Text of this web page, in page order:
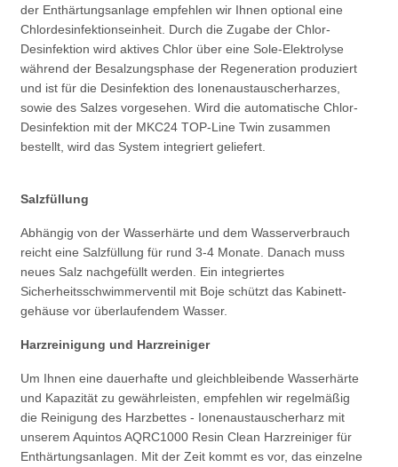
der Enthärtungsanlage empfehlen wir Ihnen optional eine
Chlordesinfektionseinheit. Durch die Zugabe der Chlor-
Desinfektion wird aktives Chlor über eine Sole-Elektrolyse
während der Besalzungsphase der Regeneration produziert
und ist für die Desinfektion des Ionenaustauscherharzes,
sowie des Salzes vorgesehen. Wird die automatische Chlor-
Desinfektion mit der MKC24 TOP-Line Twin zusammen
bestellt, wird das System integriert geliefert.
Salzfüllung
Abhängig von der Wasserhärte und dem Wasserverbrauch
reicht eine Salzfüllung für rund 3-4 Monate. Danach muss
neues Salz nachgefüllt werden. Ein integriertes
Sicherheitsschwimmerventil mit Boje schützt das Kabinett-
gehäuse vor überlaufendem Wasser.
Harzreinigung und Harzreiniger
Um Ihnen eine dauerhafte und gleichbleibende Wasserhärte
und Kapazität zu gewährleisten, empfehlen wir regelmäßig
die Reinigung des Harzbettes - Ionenaustauscherharz mit
unserem Aquintos AQRC1000 Resin Clean Harzreiniger für
Enthärtungsanlagen. Mit der Zeit kommt es vor, das einzelne